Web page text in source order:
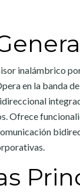
inalámbrico
en la banda
Ofrece